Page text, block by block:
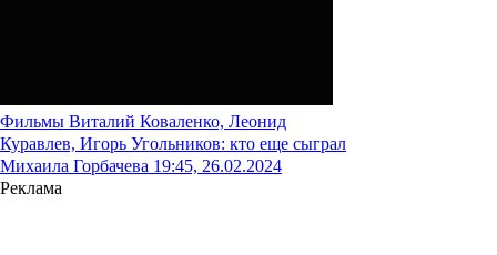
Фильмы Виталий Коваленко, Леонид
Куравлев, Игорь Угольников: кто еще сыграл
Михаила Горбачева 19:45, 26.02.2024
Реклама